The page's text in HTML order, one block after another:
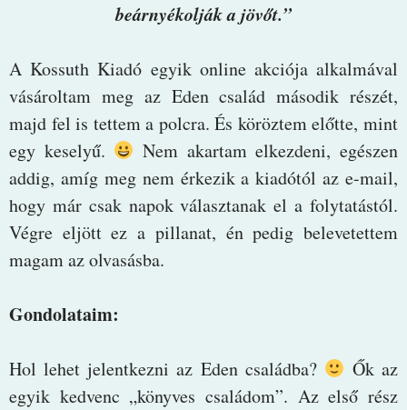
beárnyékolják a jövőt.”
A Kossuth Kiadó egyik online akciója alkalmával
vásároltam meg az Eden család második részét,
majd fel is tettem a polcra. És köröztem előtte, mint
egy keselyű.
Nem akartam elkezdeni, egészen
addig, amíg meg nem érkezik a kiadótól az e-mail,
hogy már csak napok választanak el a folytatástól.
Végre eljött ez a pillanat, én pedig belevetettem
magam az olvasásba.
Gondolataim:
Hol lehet jelentkezni az Eden családba?
Ők az
egyik kedvenc „könyves családom”. Az első rész